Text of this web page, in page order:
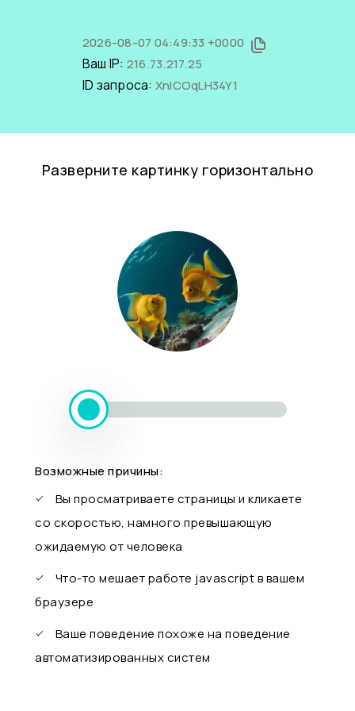
2026-08-07 04:49:33 +0000
Ваш IP: 216.73.217.25
ID запроса: XnICOqLH34Y1
Разверните картинку горизонтально
Возможные причины:
Вы просматриваете страницы и кликаете
со скоростью, намного превышающую
ожидаемую от человека
Что-то мешает работе javascript в вашем
браузере
Ваше поведение похоже на поведение
автоматизированных систем